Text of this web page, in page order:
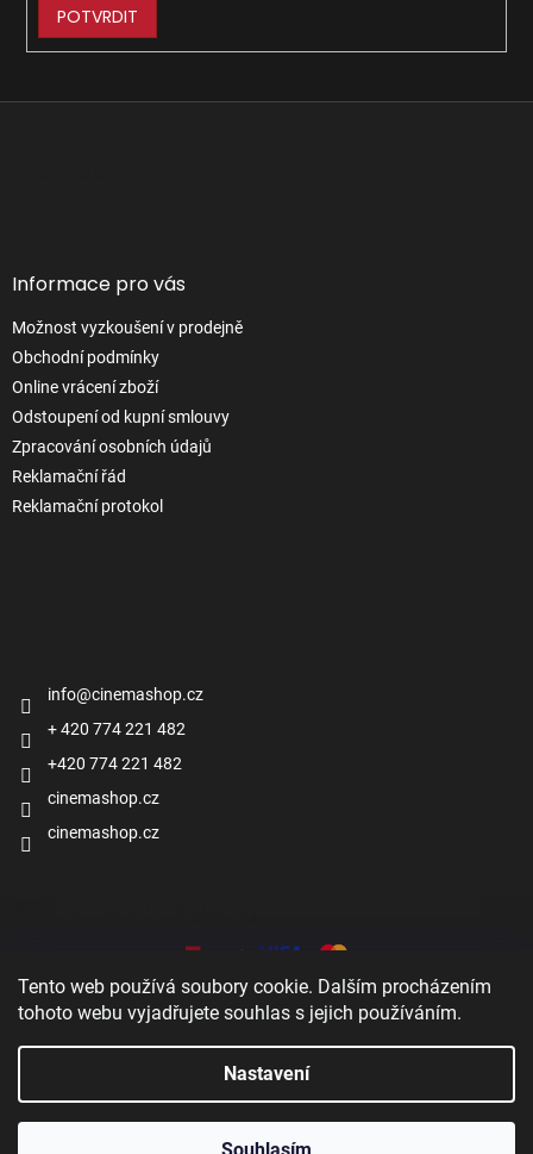
Tento web používá soubory cookie. Dalším procházením
tohoto webu vyjadřujete souhlas s jejich používáním.
Nastavení
POTVRDIT
Z
Informace pro vás
Možnost vyzkoušení v prodejně
Obchodní podmínky
Online vrácení zboží
Odstoupení od kupní smlouvy
Zpracování osobních údajů
Reklamační řád
Reklamační protokol
info@cinemashop.cz
+ 420 774 221 482
+420 774 221 482
cinemashop.cz
cinemashop.cz
Vytvořil Shoptet